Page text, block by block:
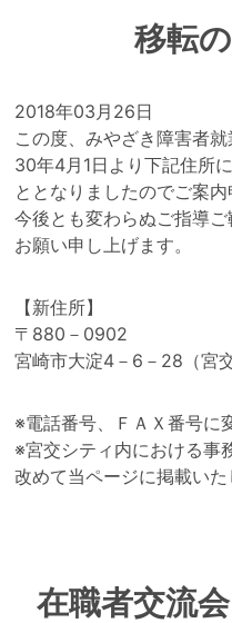
移転
2018年03月26日
この度、みやざき障害者
30年4月1日より下記住所
ととなりましたのでご案内
今後とも変わらぬご指導
お願い申し上げます。
【新住所】
〒880－0902
宮崎市大淀4－6－28（宮
※電話番号、ＦＡＸ番号に
※宮交シティ内における事
改めて当ページに掲載いた
在職者交流